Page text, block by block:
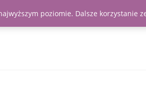
poziomie. Dalsze korzystanie